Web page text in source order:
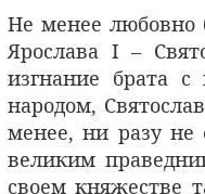
Не менее любовно
Ярослава I –
изгнание брата
народом,
менее, ни разу не
великим
своем княжестве